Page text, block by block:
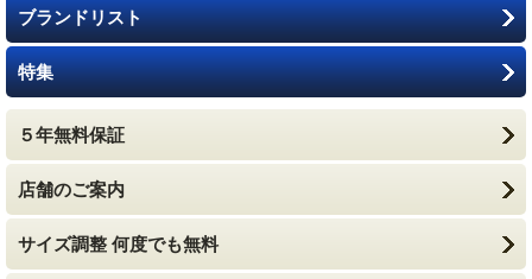
ブランドリスト
特集
５年無料保証
店舗のご案内
サイズ調整 何度でも無料